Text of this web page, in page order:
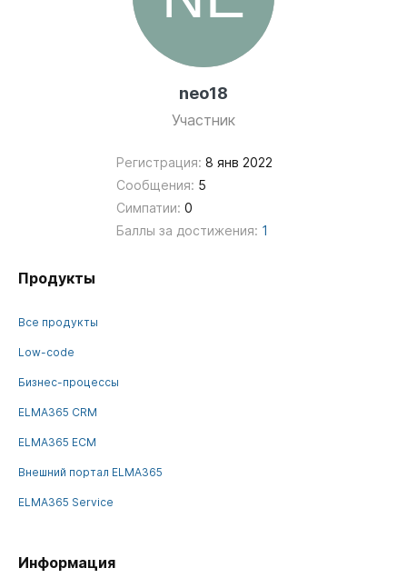
neo18
Участник
Регистрация: 8 янв 2022
Сообщения: 5
Симпатии: 0
Баллы за достижения: 1
Продукты
Все продукты
Low-code
Бизнес-процессы
ELMA365 CRM
ELMA365 ECM
Внешний портал ELMA365
ELMA365 Service
Информация